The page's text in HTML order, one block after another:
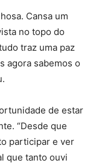
Cansa um
no topo do
traz uma paz
agora sabemos o
de estar
“Desde que
participar e ver
que tanto ouvi